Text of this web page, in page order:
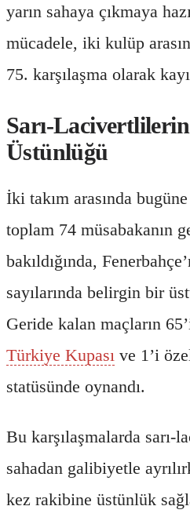
yarın sahaya çıkmaya
mücadele, iki kulüp
75. karşılaşma olarak
Sarı-
Üstünlüğü
İki takım arasında
toplam 74 müsabakanın
bakıldığında,
sayılarında belirgin bir
Geride kalan maçların
Türkiye Kupası ve 1’i
statüsünde oynandı.
Bu karşılaşmalarda sarı-
sahadan galibiyetle
kez rakibine üstünlük